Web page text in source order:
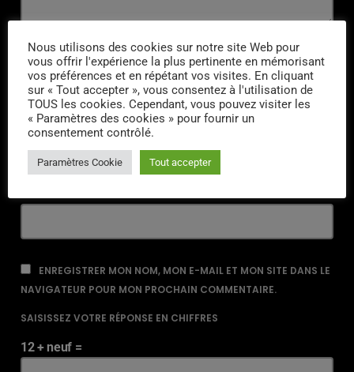
NOM*
EMAIL*
ENREGISTRER MON NOM, MON E-MAIL ET MON SITE DANS LE
NAVIGATEUR POUR MON PROCHAIN COMMENTAIRE.
SAISISSEZ VOTRE RÉPONSE EN CHIFFRES
12 + neuf =
Nous utilisons des cookies sur notre site Web pour
vous offrir l'expérience la plus pertinente en mémorisant
vos préférences et en répétant vos visites. En cliquant
sur « Tout accepter », vous consentez à l'utilisation de
TOUS les cookies. Cependant, vous pouvez visiter les
« Paramètres des cookies » pour fournir un
consentement contrôlé.
Paramètres Cookie Tout accepter